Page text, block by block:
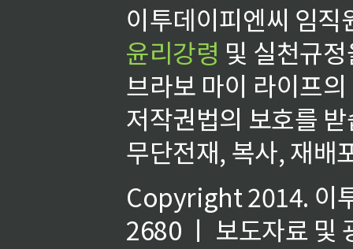
이투데이피엔씨 임
윤리강령 및 실천규
브라보 마이 라이프
저작권법의 보호를
무단전재, 복사, 재배
Copyright 2014. 이
2680 ㅣ 보도자료